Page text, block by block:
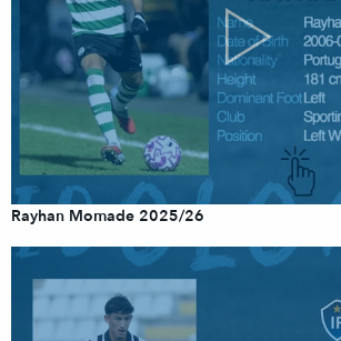
Rayhan Momade 2025/26